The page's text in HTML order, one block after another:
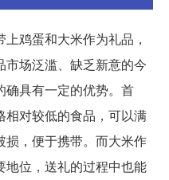
鸡蛋和大米作为礼品，
场泛滥、缺乏新意的今
确具有一定的优势。首
相对较低的食品，可以满
损，便于携带。而大米作
地位，送礼的过程中也能